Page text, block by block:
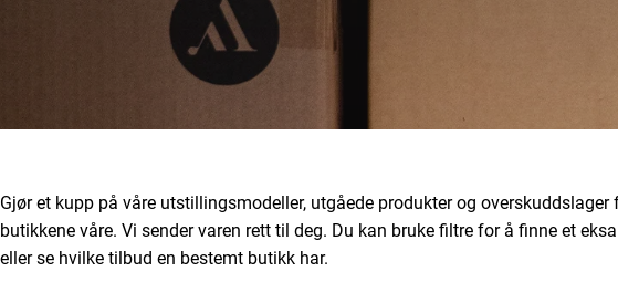
Gjør et kupp på våre utstillingsmodeller, utgåede produkter og overskuddslager
butikkene våre. Vi sender varen rett til deg. Du kan bruke filtre for å finne et
eller se hvilke tilbud en bestemt butikk har.